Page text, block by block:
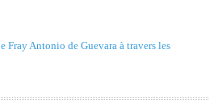
Antonio de Guevara à travers les